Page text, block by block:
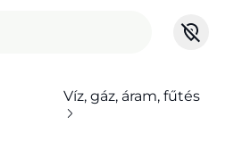
Víz, gáz, áram, fűtés